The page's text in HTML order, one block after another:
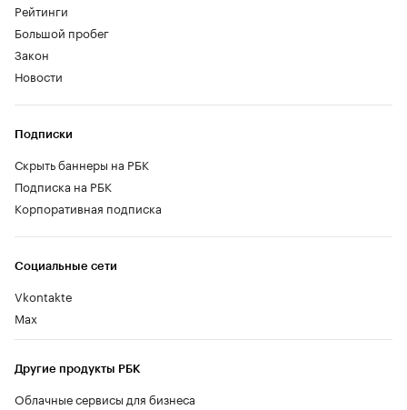
Рейтинги
Большой пробег
Закон
Новости
Социальные сети
Vkontakte
Max
Другие продукты РБК
Облачные сервисы для бизнеса
Подписки
Скрыть баннеры на РБК
Подписка на РБК
Корпоративная подписка